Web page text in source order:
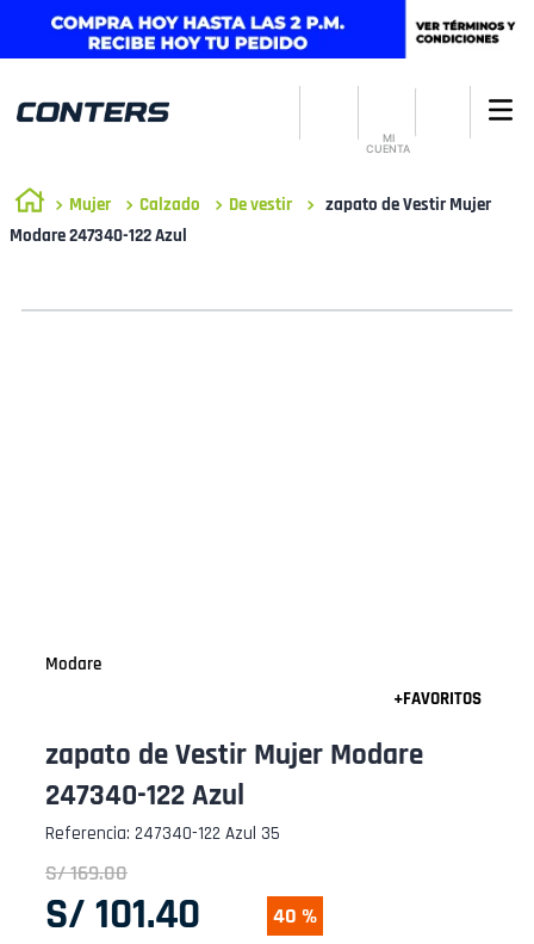
MI
CUENTA
Mujer Calzado De vestir
zapato de Vestir Mujer
Modare 247340-122 Azul
Modare
zapato de Vestir Mujer Modare
247340-122 Azul
Referencia: 247340-122 Azul 35
S/169.00
S/ 101.40 40 %